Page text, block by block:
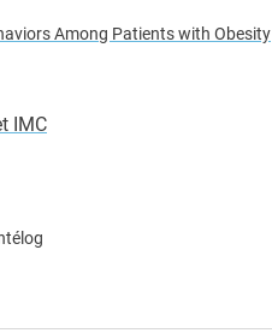
Among Patients with Obesity
IMC